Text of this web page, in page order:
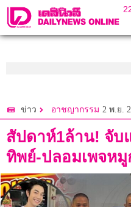
ข่าว อาชญากรรม 2 พ.ย.
สัปดาห์1ล้าน! จับ
ทิพย์-ปลอมเพจห